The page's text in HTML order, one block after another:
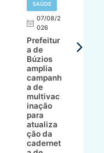
SAÚDE
07/08/2
026
Prefeitur
a de
Búzios
amplia
campanh
a de
multivac
inação
para
atualiza
ção da
cadernet